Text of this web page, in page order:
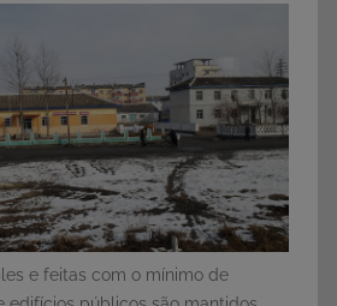
e feitas com o mínimo de